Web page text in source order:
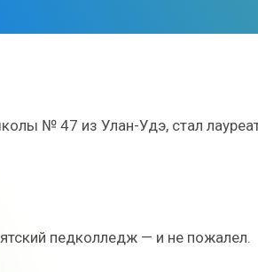
№ 47 из Улан-Удэ, стал
педколледж — и не пожалел.